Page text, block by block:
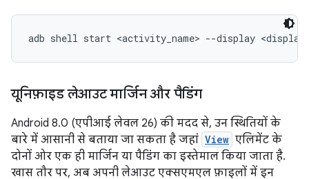
यूनिफ़ाइड लेआउट मार्जिन और पैडिंग
Android 8.0 (एपीआई लेवल 26) की मदद से, उन स्थितियों के
बारे में आसानी से बताया जा सकता है जहां View एलिमेंट के
दोनों ओर एक ही मार्जिन या पैडिंग का इस्तेमाल किया जाता है.
खास तौर पर, अब अपनी लेआउट एक्सएमएल फ़ाइलों में इन